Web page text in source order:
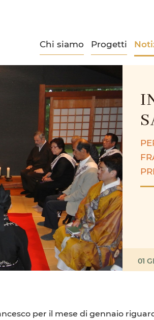
Chi siamo Progetti
01
per il mese di gennaio